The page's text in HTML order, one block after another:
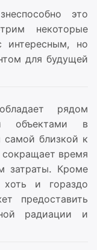
это
некоторые
интересным, но
для будущей
рядом
объектами в
самой близкой к
сокращает время
затраты. Кроме
и гораздо
предоставить
радиации и